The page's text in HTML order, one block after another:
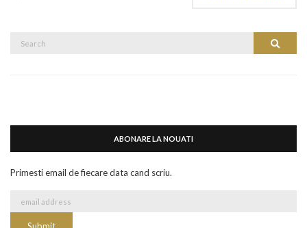
Search
ABONARE LA NOUATI
Primesti email de fiecare data cand scriu.